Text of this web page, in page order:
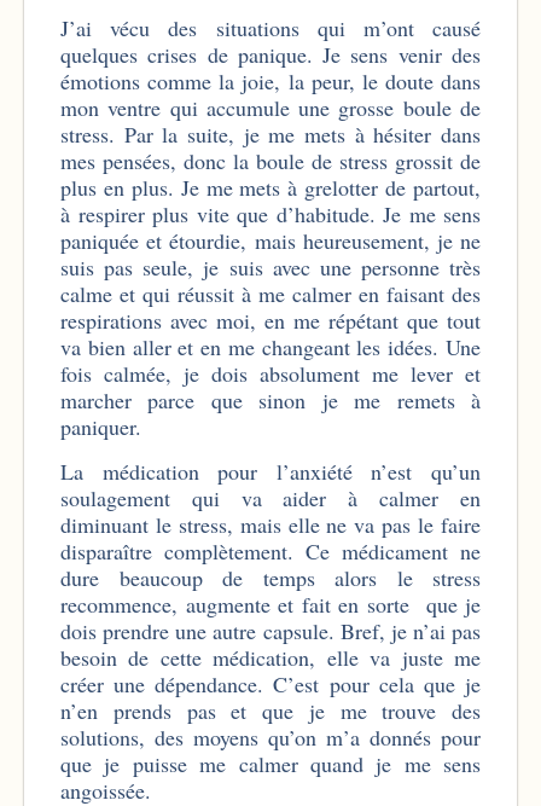
J’ai vécu des situations qui m’ont causé
quelques crises de panique. Je sens venir des
émotions comme la joie, la peur, le doute dans
mon ventre qui accumule une grosse boule de
stress. Par la suite, je me mets à hésiter dans
mes pensées, donc la boule de stress grossit de
plus en plus. Je me mets à grelotter de partout,
à respirer plus vite que d’habitude. Je me sens
paniquée et étourdie, mais heureusement, je ne
suis pas seule, je suis avec une personne très
calme et qui réussit à me calmer en faisant des
respirations avec moi, en me répétant que tout
va bien aller et en me changeant les idées. Une
fois calmée, je dois absolument me lever et
marcher parce que sinon je me remets à
paniquer.
La médication pour l’anxiété n’est qu’un
soulagement qui va aider à calmer en
diminuant le stress, mais elle ne va pas le faire
disparaître complètement. Ce médicament ne
dure beaucoup de temps alors le stress
recommence, augmente et fait en sorte que je
dois prendre une autre capsule. Bref, je n’ai pas
besoin de cette médication, elle va juste me
créer une dépendance. C’est pour cela que je
n’en prends pas et que je me trouve des
solutions, des moyens qu’on m’a donnés pour
que je puisse me calmer quand je me sens
angoissée.